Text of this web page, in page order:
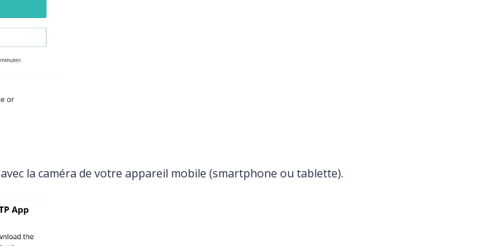
avec la caméra de votre appareil mobile (smartphone ou tablette).